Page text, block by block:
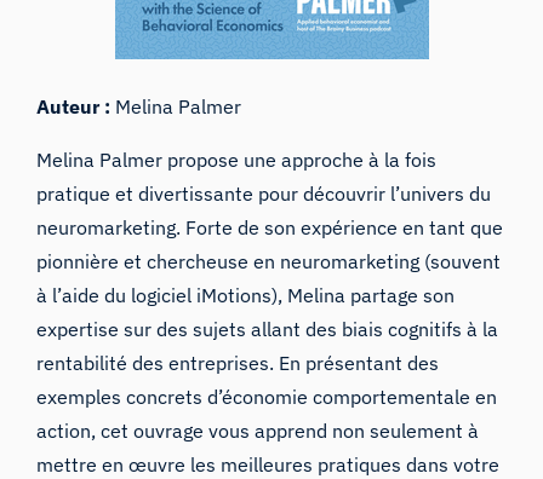
Auteur : Melina Palmer
Melina Palmer propose une approche à la fois
pratique et divertissante pour découvrir l’univers du
neuromarketing. Forte de son expérience en tant que
pionnière et chercheuse en neuromarketing (souvent
à l’aide du logiciel iMotions), Melina partage son
expertise sur des sujets allant des biais cognitifs à la
rentabilité des entreprises. En présentant des
exemples concrets d’économie comportementale en
action, cet ouvrage vous apprend non seulement à
mettre en œuvre les meilleures pratiques dans votre